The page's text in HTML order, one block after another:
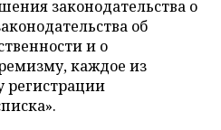
законодательства о
об
и о
каждое из
регистрации